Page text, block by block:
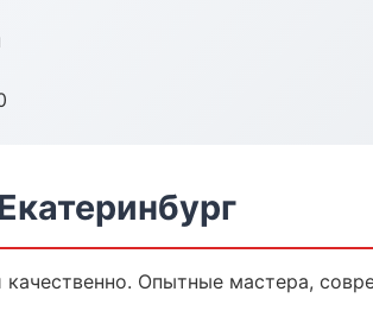
Опытные мастера,